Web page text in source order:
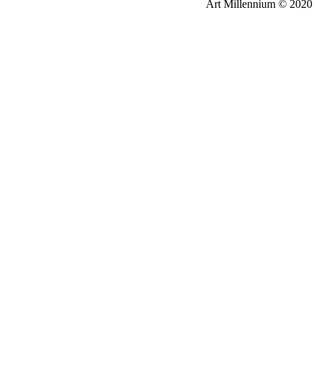
Art Millennium © 2020